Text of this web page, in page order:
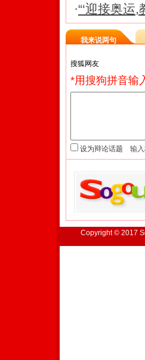
·“‘迎接奥运
我来说两句
*用搜狗拼音输
设为辩论话题
Copyright © 2017